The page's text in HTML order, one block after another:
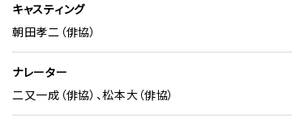
キャスティング
朝田孝二（俳協）
ナレーター
二又一成（俳協）、松本大（俳協）